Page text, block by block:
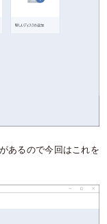
あるので今回はこれを